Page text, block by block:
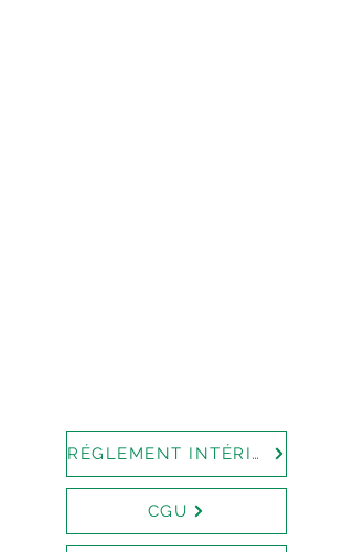
RÉGLEMENT INTÉRIEUR
CGU